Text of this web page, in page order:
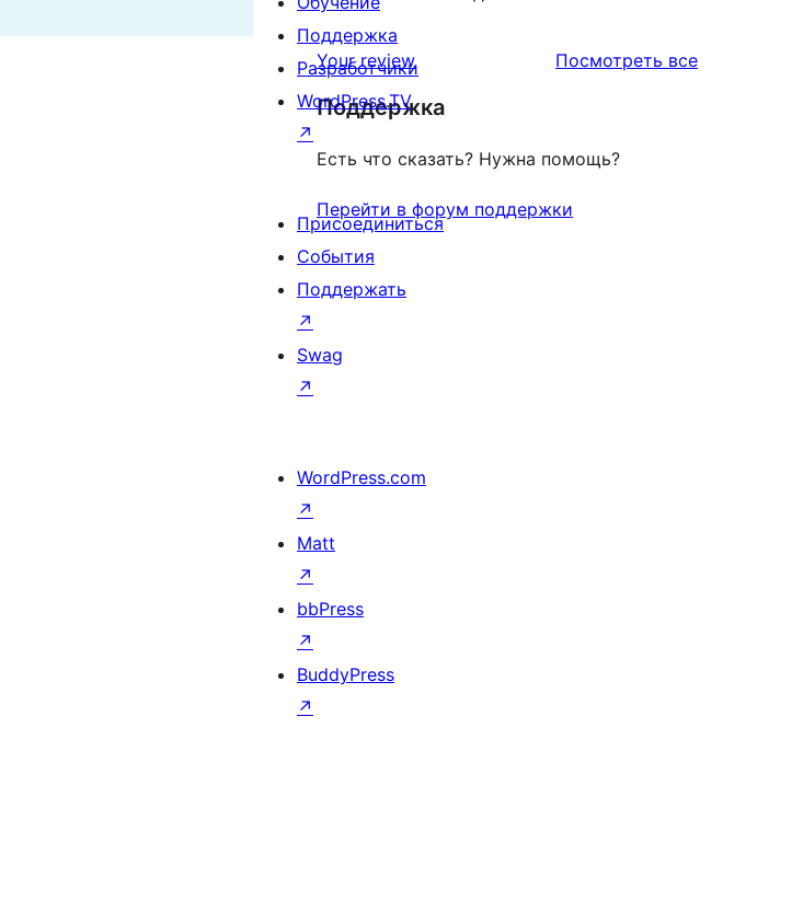
Your review Посмотреть всеотзывы
Поддержка
Есть что сказать? Нужна помощь?
Перейти в форум поддержки
Поддержка
Разработчики
WordPress.TV
↗
Присоединиться
События
Поддержать
↗
Swag
↗
WordPress.com
↗
Matt
↗
bbPress
↗
BuddyPress
↗